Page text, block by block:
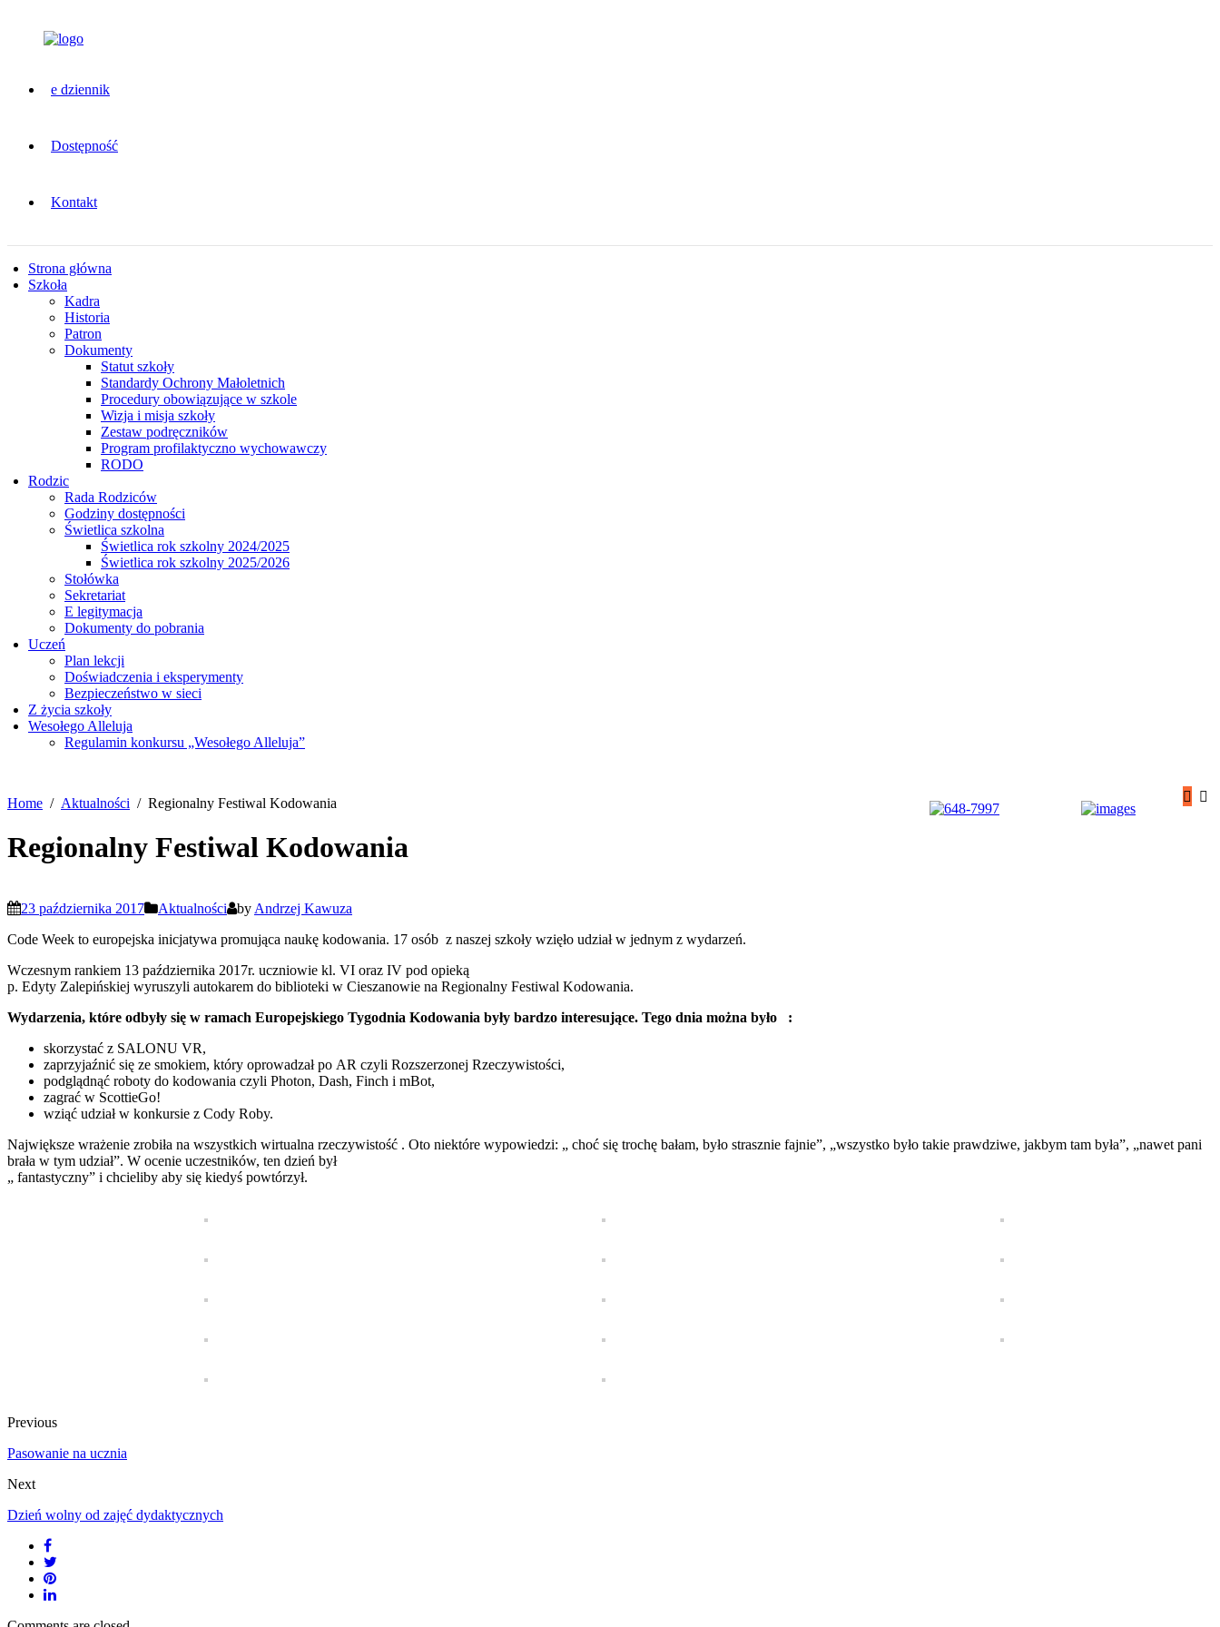
e dziennik
Dostępność
Kontakt
Strona główna
Szkoła
Kadra
Historia
Patron
Dokumenty
Statut szkoły
Standardy Ochrony Małoletnich
Procedury obowiązujące w szkole
Wizja i misja szkoły
Zestaw podręczników
Program profilaktyczno wychowawczy
RODO
Rodzic
Rada Rodziców
Godziny dostępności
Świetlica szkolna
Świetlica rok szkolny 2024/2025
Świetlica rok szkolny 2025/2026
Stołówka
Sekretariat
E legitymacja
Dokumenty do pobrania
Uczeń
Plan lekcji
Doświadczenia i eksperymenty
Bezpieczeństwo w sieci
Z życia szkoły
Wesołego Alleluja
Regulamin konkursu „Wesołego Alleluja”
Home Aktualności Regionalny Festiwal Kodowania
Regionalny Festiwal Kodowania
23 października 2017 Aktualności by Andrzej Kawuza
Code Week to europejska inicjatywa promująca naukę kodowania. 17 osób z naszej szkoły wzięło udział w jednym z wydarzeń.
Wczesnym rankiem 13 października 2017r. uczniowie kl. VI oraz IV pod opieką
p. Edyty Zalepińskiej wyruszyli autokarem do biblioteki w Cieszanowie na Regionalny Festiwal Kodowania.
Wydarzenia, które odbyły się w ramach Europejskiego Tygodnia Kodowania były bardzo interesujące. Tego dnia można było
:
skorzystać z SALONU VR,
zaprzyjaźnić się ze smokiem, który oprowadzał po AR czyli Rozszerzonej Rzeczywistości,
podglądnąć roboty do kodowania czyli Photon, Dash, Finch i mBot,
zagrać w ScottieGo!
wziąć udział w konkursie z Cody Roby.
Największe wrażenie zrobiła na wszystkich wirtualna rzeczywistość . Oto niektóre wypowiedzi: „ choć się trochę bałam, było strasznie fajnie”, „wszystko było takie prawdziwe, jakbym tam była”, „nawet pani
brała w tym udział”. W ocenie uczestników, ten dzień był
„ fantastyczny” i chcieliby aby się kiedyś powtórzył.
Previous
Pasowanie na ucznia
Next
Dzień wolny od zajęć dydaktycznych